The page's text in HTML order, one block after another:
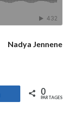
Nadya Jennene
Partagez 0
PARTAGES